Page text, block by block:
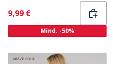
Current
9,99 €
Mind. -50%